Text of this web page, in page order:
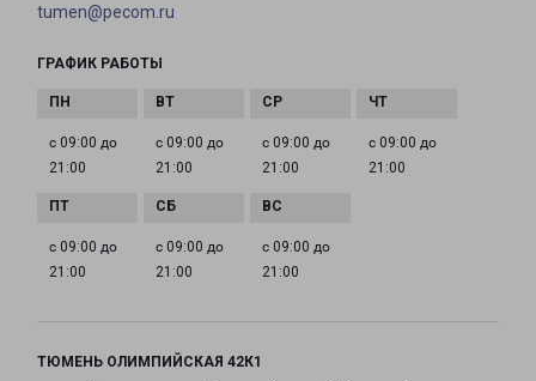
tumen@pecom.ru
ГРАФИК РАБОТЫ
с 09:00 до
21:00
с 09:00 до
21:00
с 09:00 до
21:00
с 09:00 до
21:00
с 09:00 до
21:00
с 09:00 до
21:00
с 09:00 до
21:00
ТЮМЕНЬ ОЛИМПИЙСКАЯ 42К1